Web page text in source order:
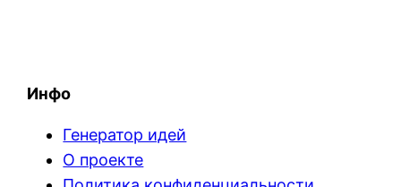
Инфо
Генератор идей
О проекте